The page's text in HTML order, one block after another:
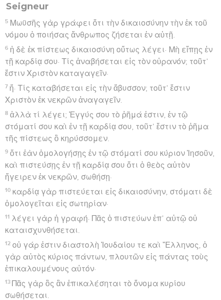
Seigneur
5 Μωϋσῆς γὰρ γράφει ὅτι τὴν δικαιοσύνην τὴν ἐκ τοῦ
νόμου ὁ ποιήσας ἄνθρωπος ζήσεται ἐν αὐτῇ.
6 ἡ δὲ ἐκ πίστεως δικαιοσύνη οὕτως λέγει· Μὴ εἴπῃς ἐν
τῇ καρδίᾳ σου· Τίς ἀναβήσεται εἰς τὸν οὐρανόν; τοῦτ’
ἔστιν Χριστὸν καταγαγεῖν·
7 ἤ· Τίς καταβήσεται εἰς τὴν ἄβυσσον; τοῦτ’ ἔστιν
Χριστὸν ἐκ νεκρῶν ἀναγαγεῖν.
8 ἀλλὰ τί λέγει; Ἐγγύς σου τὸ ῥῆμά ἐστιν, ἐν τῷ
στόματί σου καὶ ἐν τῇ καρδίᾳ σου, τοῦτ’ ἔστιν τὸ ῥῆμα
τῆς πίστεως ὃ κηρύσσομεν.
9 ὅτι ἐὰν ὁμολογήσῃς ἐν τῷ στόματί σου κύριον Ἰησοῦν,
καὶ πιστεύσῃς ἐν τῇ καρδίᾳ σου ὅτι ὁ θεὸς αὐτὸν
ἤγειρεν ἐκ νεκρῶν, σωθήσῃ·
10 καρδίᾳ γὰρ πιστεύεται εἰς δικαιοσύνην, στόματι δὲ
ὁμολογεῖται εἰς σωτηρίαν·
11 λέγει γὰρ ἡ γραφή· Πᾶς ὁ πιστεύων ἐπ’ αὐτῷ οὐ
καταισχυνθήσεται.
12 οὐ γάρ ἐστιν διαστολὴ Ἰουδαίου τε καὶ Ἕλληνος, ὁ
γὰρ αὐτὸς κύριος πάντων, πλουτῶν εἰς πάντας τοὺς
ἐπικαλουμένους αὐτόν·
13 Πᾶς γὰρ ὃς ἂν ἐπικαλέσηται τὸ ὄνομα κυρίου
σωθήσεται.